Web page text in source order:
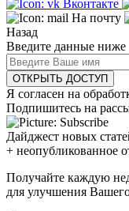
Вконтакте
На почту
Назад
Введите данные ниже
ОТКРЫТЬ ДОСТУП
Я согласен на
Подпишитесь на
Дайджест новых
+ неопубликованное
Получайте каждую
для улучшения